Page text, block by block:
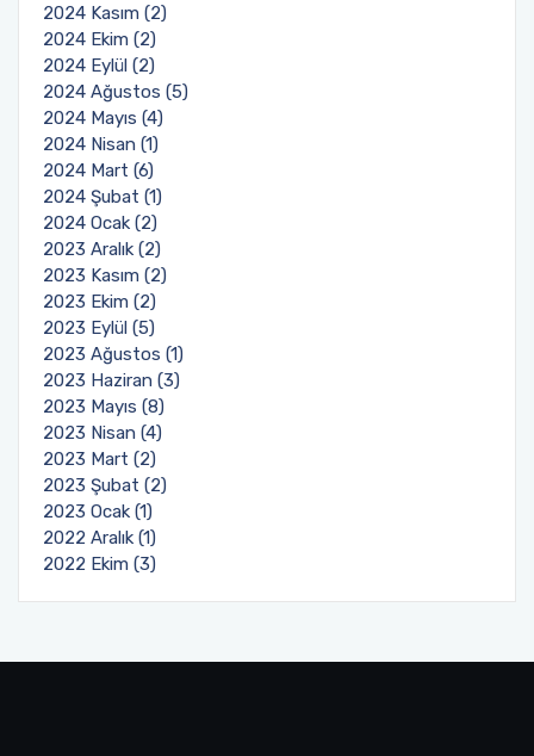
2024 Kasım (2)
2024 Ekim (2)
2024 Eylül (2)
2024 Ağustos (5)
2024 Mayıs (4)
2024 Nisan (1)
2024 Mart (6)
2024 Şubat (1)
2024 Ocak (2)
2023 Aralık (2)
2023 Kasım (2)
2023 Ekim (2)
2023 Eylül (5)
2023 Ağustos (1)
2023 Haziran (3)
2023 Mayıs (8)
2023 Nisan (4)
2023 Mart (2)
2023 Şubat (2)
2023 Ocak (1)
2022 Aralık (1)
2022 Ekim (3)